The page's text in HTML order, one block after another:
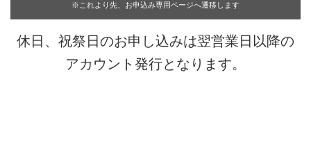
※これより先、お申込み専用ページへ遷移します
休日、祝祭日のお申し込みは翌営業日以降の
アカウント発行となります。